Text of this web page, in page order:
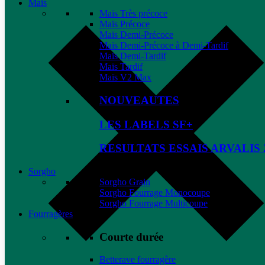
Maïs
Maïs Très précoce
Maïs Précoce
Maïs Demi-Précoce
Maïs Demi-Précoce à Demi-Tardif
Maïs Demi-Tardif
Maïs Tardif
Maïs V2 Max
NOUVEAUTES
LES LABELS SF+
RESULTATS ESSAIS ARVALIS
Sorgho
Sorgho Grain
Sorgho Fourrage Monocoupe
Sorgho Fourrage Multicoupe
Fourragères
Courte durée
Betterave fourragère